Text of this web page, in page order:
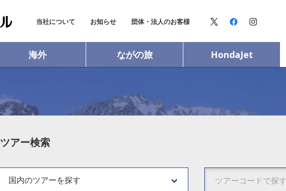
当社について お知らせ 団体・法人のお客様
海外 ながの旅 HondaJet
ツアー検索
国内のツアーを探す